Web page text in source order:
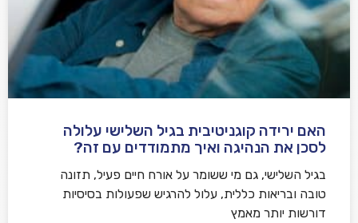
האם ירידה קוגניטיבית בגיל השלישי עלולה
לסכן את הנהיגה ואיך מתמודדים עם זה?
בגיל השלישי, גם מי ששומר על אורח חיים פעיל, תזונה
טובה ובריאות כללית, עלול להרגיש שפעולות בסיסיות
דורשות יותר מאמץ